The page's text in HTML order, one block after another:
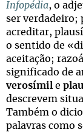
Infopédia, o
ser verdadeiro;
acreditar,
o sentido de
aceitação;
significado de
verosímil
e
descrevem
Também o
palavras como